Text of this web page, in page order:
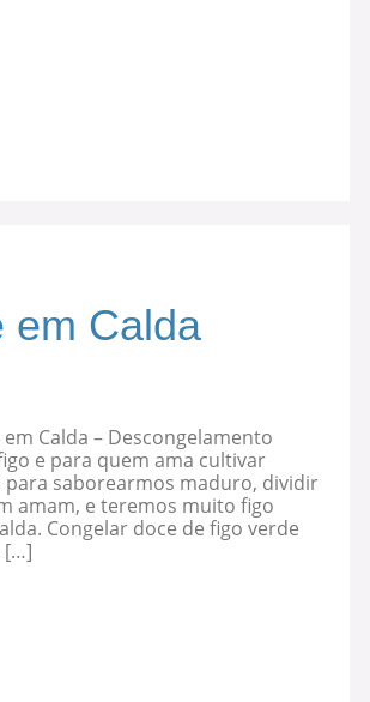
em Calda
Calda – Descongelamento
e para quem ama cultivar
saborearmos maduro, dividir
amam, e teremos muito figo
Congelar doce de figo verde
[…]